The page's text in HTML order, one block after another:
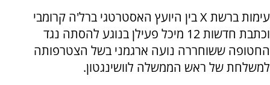
עימות ברשת X בין היועץ האסטרטגי ברל'ה קרומבי
וכתבת חדשות 12 מיכל פעילן בנוגע להסתה נגד
החטופה ששוחררה נועה ארגמני בשל הצטרפותה
למשלחת של ראש הממשלה לוושינגטון.